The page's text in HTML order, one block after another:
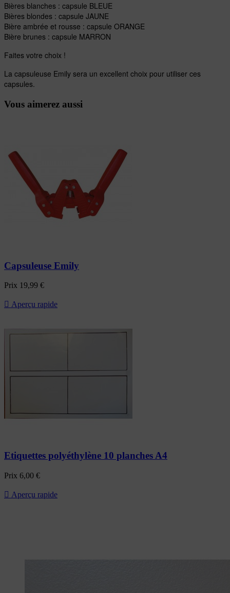
Bières blanches : capsule BLEUE
Bières blondes : capsule JAUNE
Bière ambrée et rousse : capsule ORANGE
Bière brunes : capsule MARRON
Faites votre choix !
La capsuleuse Emily sera un excellent choix pour utiliser ces
capsules.
Vous aimerez aussi
Capsuleuse Emily
Prix 19,99 €
 Aperçu rapide
Etiquettes polyéthylène 10 planches A4
Prix 6,00 €
 Aperçu rapide